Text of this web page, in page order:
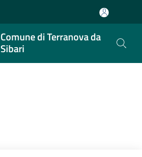
Comune di Terranova da
Sibari